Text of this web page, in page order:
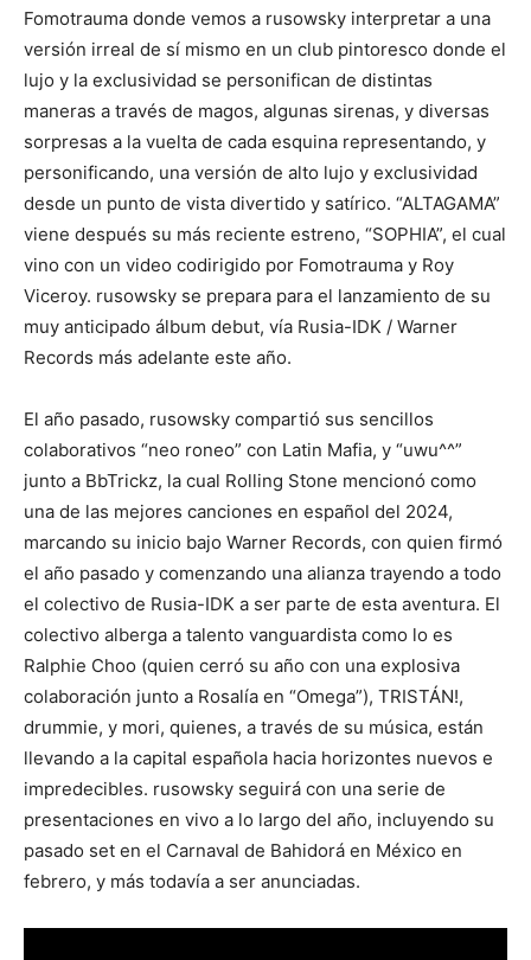
Fomotrauma donde vemos a rusowsky interpretar a una
versión irreal de sí mismo en un club pintoresco donde el
lujo y la exclusividad se personifican de distintas
maneras a través de magos, algunas sirenas, y diversas
sorpresas a la vuelta de cada esquina representando, y
personificando, una versión de alto lujo y exclusividad
desde un punto de vista divertido y satírico. “ALTAGAMA”
viene después su más reciente estreno, “SOPHIA”, el cual
vino con un video codirigido por Fomotrauma y Roy
Viceroy. rusowsky se prepara para el lanzamiento de su
muy anticipado álbum debut, vía Rusia-IDK / Warner
Records más adelante este año.
El año pasado, rusowsky compartió sus sencillos
colaborativos “neo roneo” con Latin Mafia, y “uwu^^”
junto a BbTrickz, la cual Rolling Stone mencionó como
una de las mejores canciones en español del 2024,
marcando su inicio bajo Warner Records, con quien firmó
el año pasado y comenzando una alianza trayendo a todo
el colectivo de Rusia-IDK a ser parte de esta aventura. El
colectivo alberga a talento vanguardista como lo es
Ralphie Choo (quien cerró su año con una explosiva
colaboración junto a Rosalía en “Omega”), TRISTÁN!,
drummie, y mori, quienes, a través de su música, están
llevando a la capital española hacia horizontes nuevos e
impredecibles. rusowsky seguirá con una serie de
presentaciones en vivo a lo largo del año, incluyendo su
pasado set en el Carnaval de Bahidorá en México en
febrero, y más todavía a ser anunciadas.